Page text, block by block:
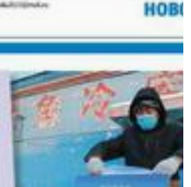
”尚！“小份